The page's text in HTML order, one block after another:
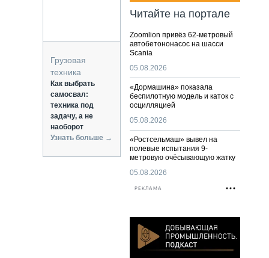
Грузовая
техника
Как выбрать
самосвал:
техника под
задачу, а не
наоборот
Узнать больше →
Читайте на портале
Zoomlion привёз 62-метровый
автобетононасос на шасси
Scania
05.08.2026
«Дормашина» показала
беспилотную модель и каток с
осцилляцией
05.08.2026
«Ростсельмаш» вывел на
полевые испытания 9-
метровую очёсывающую жатку
05.08.2026
РЕКЛАМА